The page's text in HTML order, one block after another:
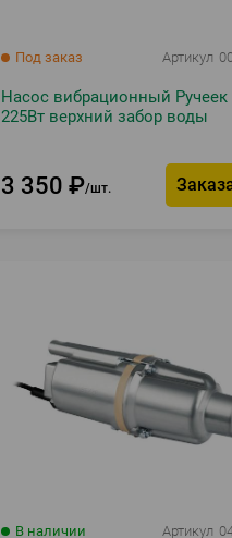
Под заказ Артикул
Насос вибрационный Ручеек
225Вт верхний забор воды
3 350 ₽ шт.
В наличии Артикул